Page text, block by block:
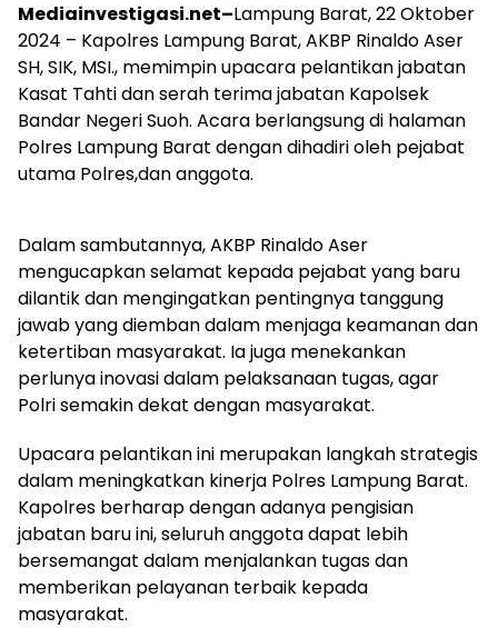
Mediainvestigasi.net–Lampung Barat, 22 Oktober
2024 – Kapolres Lampung Barat, AKBP Rinaldo Aser
SH, SIK, MSI., memimpin upacara pelantikan jabatan
Kasat Tahti dan serah terima jabatan Kapolsek
Bandar Negeri Suoh. Acara berlangsung di halaman
Polres Lampung Barat dengan dihadiri oleh pejabat
utama Polres,dan anggota.
Dalam sambutannya, AKBP Rinaldo Aser
mengucapkan selamat kepada pejabat yang baru
dilantik dan mengingatkan pentingnya tanggung
jawab yang diemban dalam menjaga keamanan dan
ketertiban masyarakat. Ia juga menekankan
perlunya inovasi dalam pelaksanaan tugas, agar
Polri semakin dekat dengan masyarakat.
Upacara pelantikan ini merupakan langkah strategis
dalam meningkatkan kinerja Polres Lampung Barat.
Kapolres berharap dengan adanya pengisian
jabatan baru ini, seluruh anggota dapat lebih
bersemangat dalam menjalankan tugas dan
memberikan pelayanan terbaik kepada
masyarakat.